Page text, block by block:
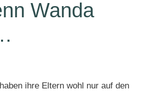
Wanda
ihre Eltern wohl nur auf den